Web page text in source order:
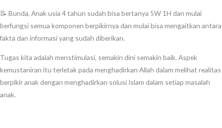
📝 Bunda, Anak usia 4 tahun sudah bisa bertanya 5W 1H dan mulai
berfungsi semua komponen berpikirnya dan mulai bisa mengaitkan antara
fakta dan informasi yang sudah diberikan.
Tugas kita adalah menstimulasi, semakin dini semakin baik. Aspek
kemustaniran itu terletak pada menghadirkan Allah dalam melihat realitas
berpikir anak dengan menghadirkan solusi Islam dalam setiap masalah
anak.